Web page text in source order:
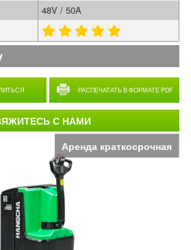
Аренда краткосрочная
РАСПЕЧАТАТЬ В ФОРМАТЕ PDF
48V / 50A
С НАМИ